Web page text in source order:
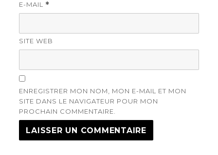
E-MAIL *
SITE WEB
ENREGISTRER MON NOM, MON E-MAIL ET MON
SITE DANS LE NAVIGATEUR POUR MON
PROCHAIN COMMENTAIRE.